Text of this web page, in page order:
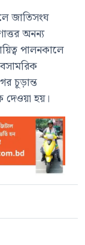
জাতিসংঘ
অনন্য
পালনকালে
চূড়ান্ত
দেওয়া হয়।